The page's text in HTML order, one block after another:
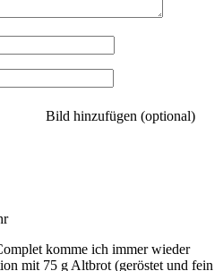
Bild hinzufügen (optional)
komme ich immer wieder
mit 75 g Altbrot (geröstet und fein